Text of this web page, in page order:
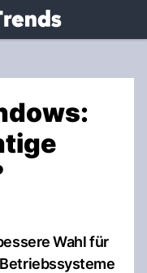
Wahl für